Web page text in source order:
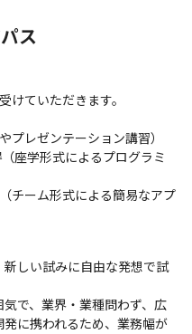
ス
けていただきます。
プレゼンテーション講習）
座学形式によるプログラミ
チーム形式による簡易なアプ
しい試みに自由な発想で試
で、業界・業種問わず、広
に携われるため、業務幅が